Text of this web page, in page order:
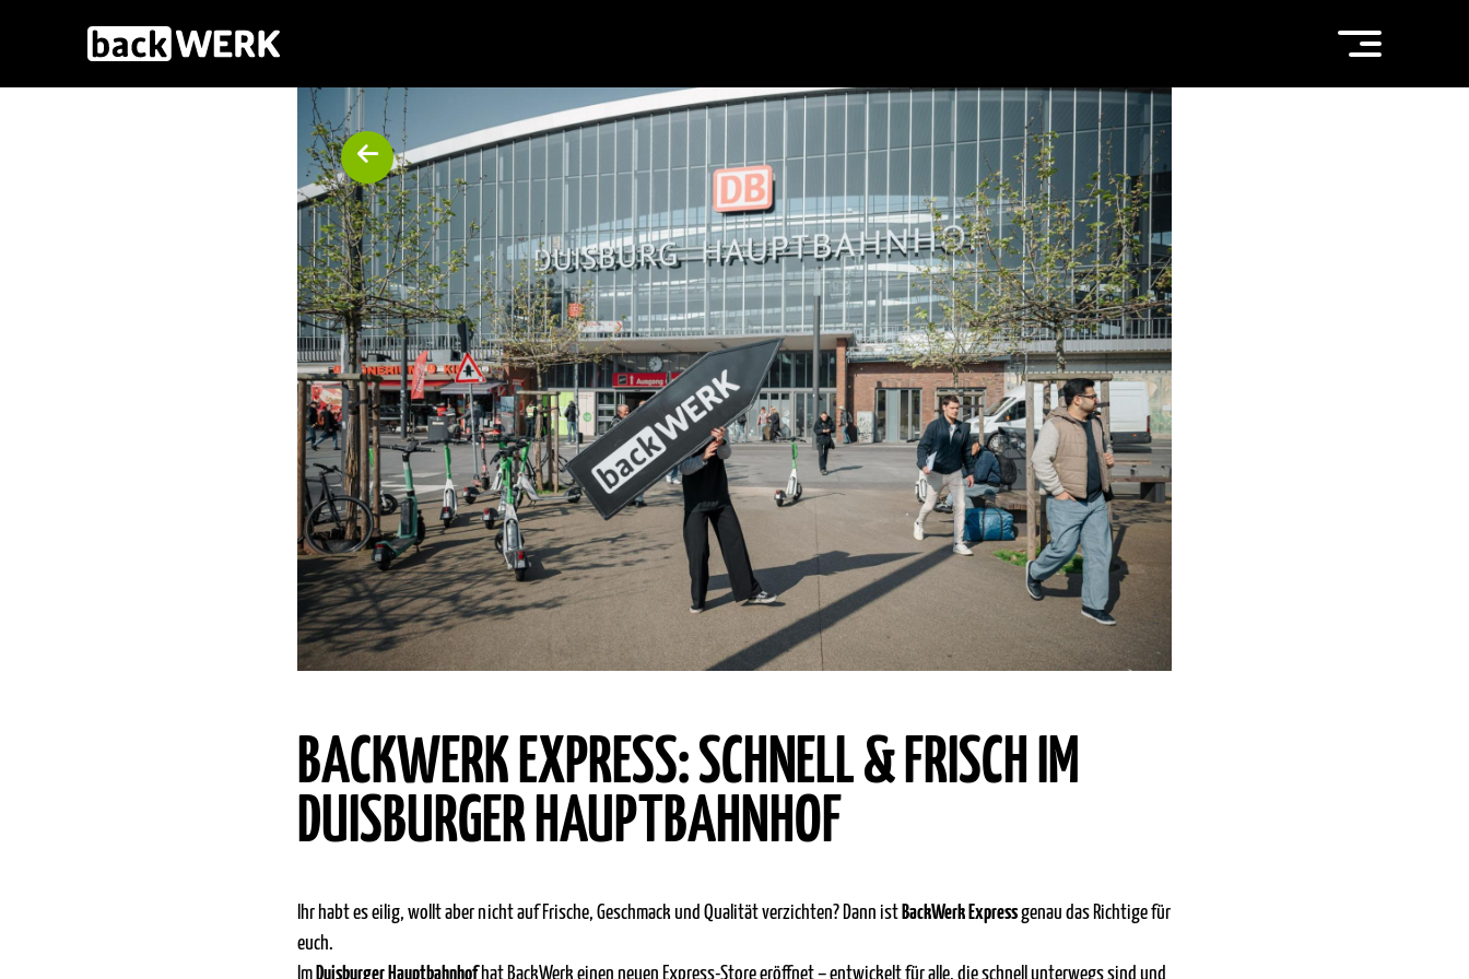
BACKWERK EXPRESS: SCHNELL & FRISCH IM
DUISBURGER HAUPTBAHNHOF
Ihr habt es eilig, wollt aber nicht auf Frische, Geschmack und Qualität verzichten? Dann ist BackWerk Expressgenau das Richtige für
euch.
Im Duisburger Hauptbahnhofhat BackWerk einen neuen Express-Store eröffnet – entwickelt für alle, die schnell unterwegs sind und